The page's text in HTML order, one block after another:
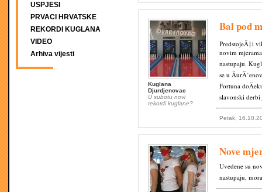
USPJESI
PRVACI HRVATSKE
REKORDI KUGLANA
VIDEO
Arhiva vijesti
Kuglana
Djurdjenovac
U subotu novi
rekordi kuglane?
Bal pod
PredstojeÄ‡i
novim
nastupaju.
se u
Fortuna
slavonski derbi
Petak,
Nove
Uvedene su
nastupaju,